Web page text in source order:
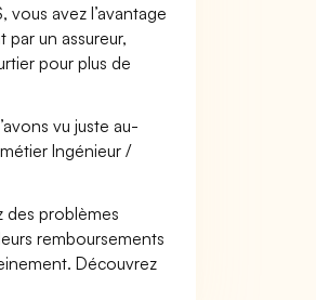
avez l’avantage
par un assureur,
pour plus de
vu juste au-
Ingénieur /
des problèmes
remboursements
Découvrez